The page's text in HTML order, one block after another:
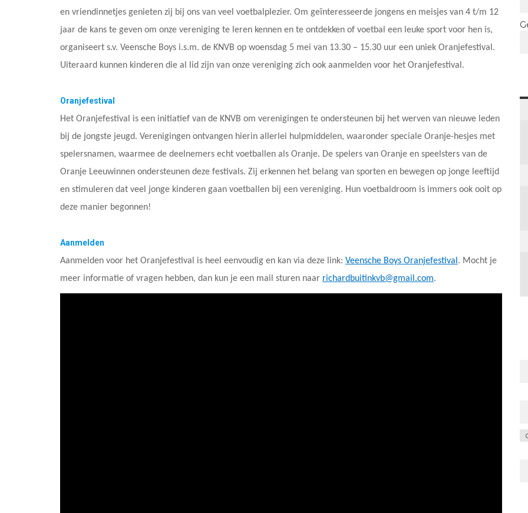
en vriendinnetjes genieten zij bij ons van veel voetbalplezier. Om geïnteresseerde jongens en meisjes van 4 t/m 12
jaar de kans te geven om onze vereniging te leren kennen en te ontdekken of voetbal een leuke sport voor hen is,
organiseert s.v. Veensche Boys i.s.m. de KNVB op woensdag 5 mei van 13.30 – 15.30 uur een uniek Oranjefestival.
Uiteraard kunnen kinderen die al lid zijn van onze vereniging zich ook aanmelden voor het Oranjefestival.
Oranjefestival
Het Oranjefestival is een initiatief van de KNVB om verenigingen te ondersteunen bij het werven van nieuwe leden
bij de jongste jeugd. Verenigingen ontvangen hierin allerlei hulpmiddelen, waaronder speciale Oranje-hesjes met
spelersnamen, waarmee de deelnemers echt voetballen als Oranje. De spelers van Oranje en speelsters van de
Oranje Leeuwinnen ondersteunen deze festivals. Zij erkennen het belang van sporten en bewegen op jonge leeftijd
en stimuleren dat veel jonge kinderen gaan voetballen bij een vereniging. Hun voetbaldroom is immers ook ooit op
deze manier begonnen!
Aanmelden
Aanmelden voor het Oranjefestival is heel eenvoudig en kan via deze link: Veensche Boys Oranjefestival . Mocht je
meer informatie of vragen hebben, dan kun je een mail sturen naar richardbuitinkvb@gmail.com.